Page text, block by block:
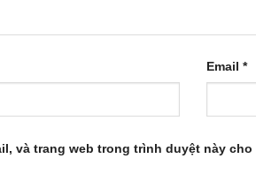
Email *
và trang web trong trình duyệt này